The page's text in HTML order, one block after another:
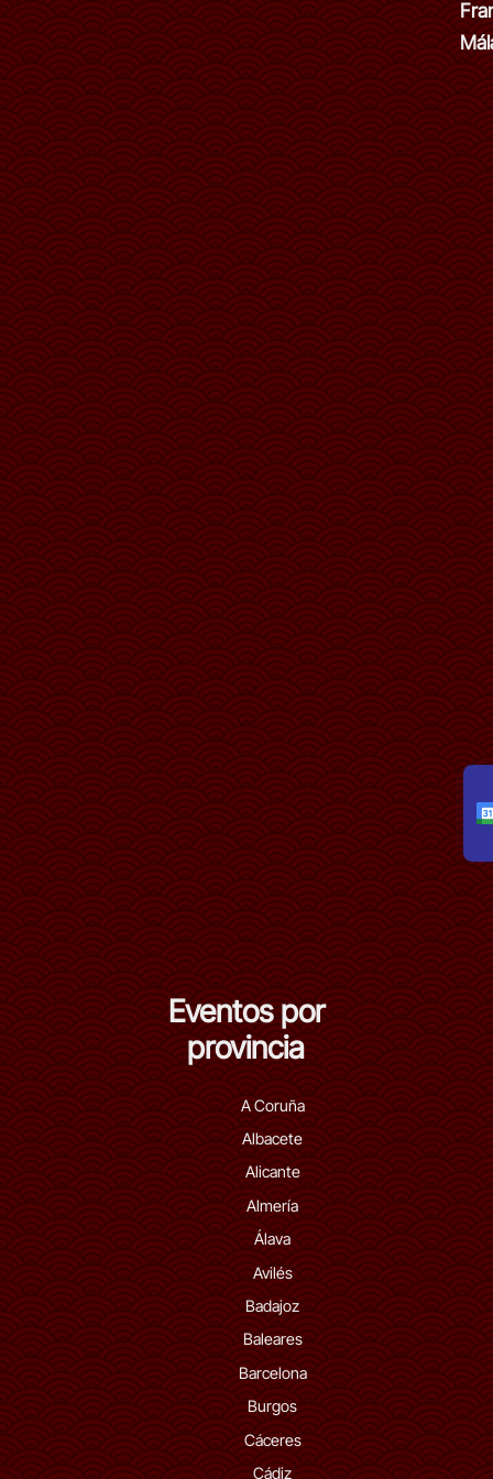
Eventos por
provincia
A Coruña
Albacete
Alicante
Almería
Álava
Avilés
Badajoz
Baleares
Barcelona
Burgos
Cáceres
Cádiz